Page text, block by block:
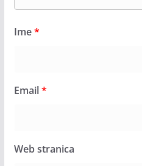
Ime*
Email*
Web stranica